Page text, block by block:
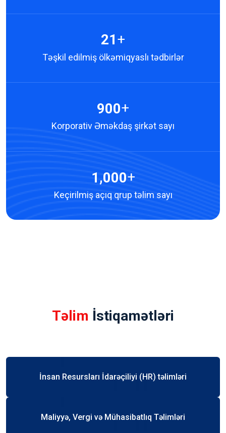
qazanın və sürətli karyera yüksəlişinə nail olun!
21+
Təşkil edilmiş ölkəmiqyaslı tədbirlər
900+
Korporativ Əməkdaş şirkət sayı
1 ,000+
Keçirilmiş açıq qrup təlim sayı
Təlim İstiqamətləri
İnsan Resursları İdarəçiliyi (HR) təlimləri
Maliyyə, Vergi və Mühasibatlıq Təlimləri